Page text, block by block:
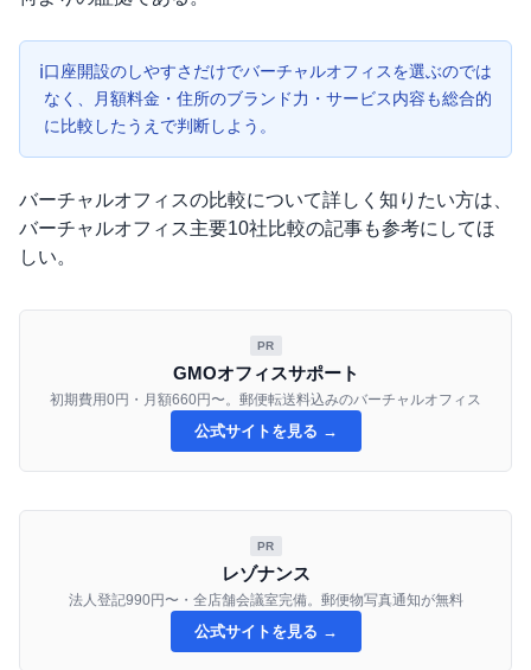
ℹ口座開設のしやすさだけでバーチャルオフィスを選ぶのでは
なく、月額料金・住所のブランド力・サービス内容も総合的
に比較したうえで判断しよう。
バーチャルオフィスの比較について詳しく知りたい方は、
バーチャルオフィス主要10社比較の記事も参考にしてほ
しい。
PR
GMOオフィスサポート
初期費用0円・月額660円〜。郵便転送料込みのバーチャルオフィス
公式サイトを見る →
PR
レゾナンス
法人登記990円〜・全店舗会議室完備。郵便物写真通知が無料
公式サイトを見る →